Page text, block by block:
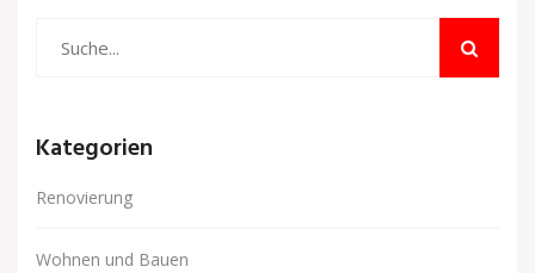
Kategorien
Renovierung
Wohnen und Bauen